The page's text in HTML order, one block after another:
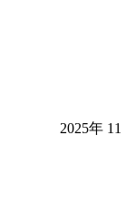
2025年 11